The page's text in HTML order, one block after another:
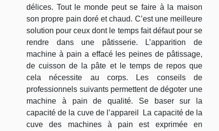
délices. Tout le monde peut se faire à la maison
son propre pain doré et chaud. C’est une meilleure
solution pour ceux dont le temps fait défaut pour se
rendre dans une pâtisserie. L’apparition de
machine à pain a effacé les peines de pâtissage,
de cuisson de la pâte et le temps de repos que
cela nécessite au corps. Les conseils de
professionnels suivants permettent de dégoter une
machine à pain de qualité. Se baser sur la
capacité de la cuve de l’appareil La capacité de la
cuve des machines à pain est exprimée en